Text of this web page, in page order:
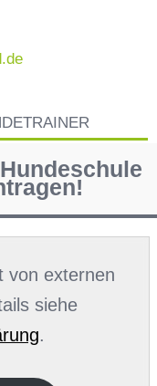
von externen
siehe
.